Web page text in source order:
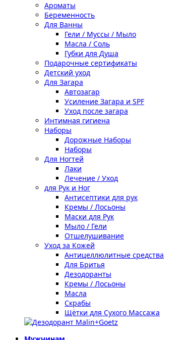
Ароматы
Беременность
Для Ванны
Гели / Муссы / Мыло
Масла / Соль
Губки для Душа
Подарочные сертификаты
Детский уход
Для Загара
Автозагар
Усиление Загара и SPF
Уход после загара
Интимная гигиена
Наборы
Дорожные Наборы
Наборы
Для Ногтей
Лаки
Лечение / Уход
для Рук и Ног
Антисептики для рук
Кремы / Лосьоны
Маски для Рук
Мыло / Гели
Отшелушивание
Уход за Кожей
Антицеллюлитные средства
Для Бритья
Дезодоранты
Кремы / Лосьоны
Масла
Скрабы
Щётки для Сухого Массажа